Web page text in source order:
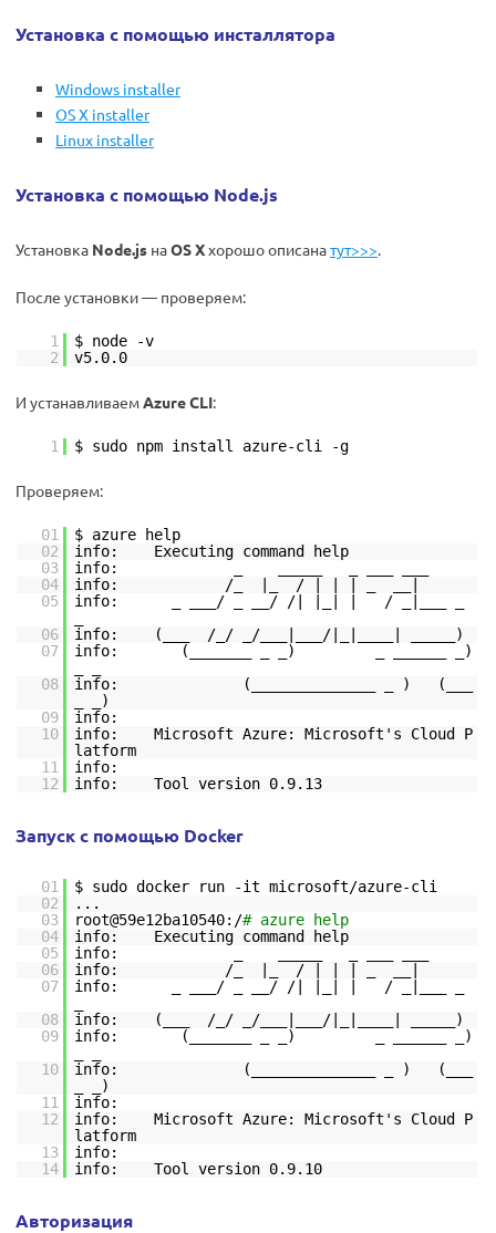
Установка с помощью инсталлятора
Windows installer
OS X installer
Linux installer
Установка с помощью Node.js
Установка Node.js наOS Xхорошо описанатут>>>.
После установки — проверяем:
1
$ node -v
2
v5.0.0
И устанавливаемAzure CLI:
1 $ sudo npm install azure-cli -g
Проверяем:
01
$ azure help
02
info: Executing command help
03
info: _ _____ _ ___ ___
04
info: /_ |_ / | | | _ __|
05
info: _ ___/ _ __/ /| |_| | / _|___ _
06
info: (___ /_/ _/___|___/|_|____| _____)
07
info: (_______ _ _) _ ______ _)
08
info: (______________ _ ) (___
_ _)
09
info:
10
info: Microsoft Azure: Microsoft's Cloud P
latform
11
info:
12
info: Tool version 0.9.13
Запуск с помощью Docker
01
$ sudo docker run -it microsoft/azure-cli
02
...
03
root@59e12ba10540:/# azure help
04
info: Executing command help
05
info: _ _____ _ ___ ___
06
info: /_ |_ / | | | _ __|
07
info: _ ___/ _ __/ /| |_| | / _|___ _
08
info: (___ /_/ _/___|___/|_|____| _____)
09
info: (_______ _ _) _ ______ _)
10
info: (______________ _ ) (___
_ _)
11
info:
12
info: Microsoft Azure: Microsoft's Cloud P
latform
13
info:
14
info: Tool version 0.9.10
Авторизация